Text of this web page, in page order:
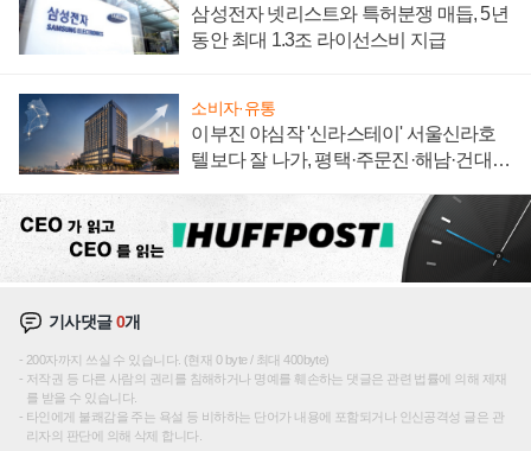
삼성전자 넷리스트와 특허분쟁 매듭, 5년
동안 최대 1.3조 라이선스비 지급
소비자·유통
이부진 야심작 '신라스테이' 서울신라호
텔보다 잘 나가, 평택·주문진·해남·건대로
기사댓글0개
200자까지 쓰실 수 있습니다. (현재 0 byte / 최대 400byte)
저작권 등 다른 사람의 권리를 침해하거나 명예를 훼손하는 댓글은 관련 법률에 의해 제재
를 받을 수 있습니다.
타인에게 불쾌감을 주는 욕설 등 비하하는 단어가 내용에 포함되거나 인신공격성 글은 관
리자의 판단에 의해 삭제 합니다.